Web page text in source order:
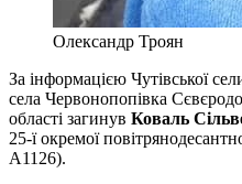
Олександр Троян
За інформацією Чутівської
села Червонопопівка
області загинув Коваль
25-ї окремої
А1126).